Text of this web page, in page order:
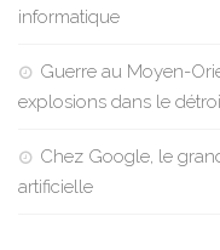
informatique
Guerre au Moyen-
explosions dans le
Chez Google, le
artificielle